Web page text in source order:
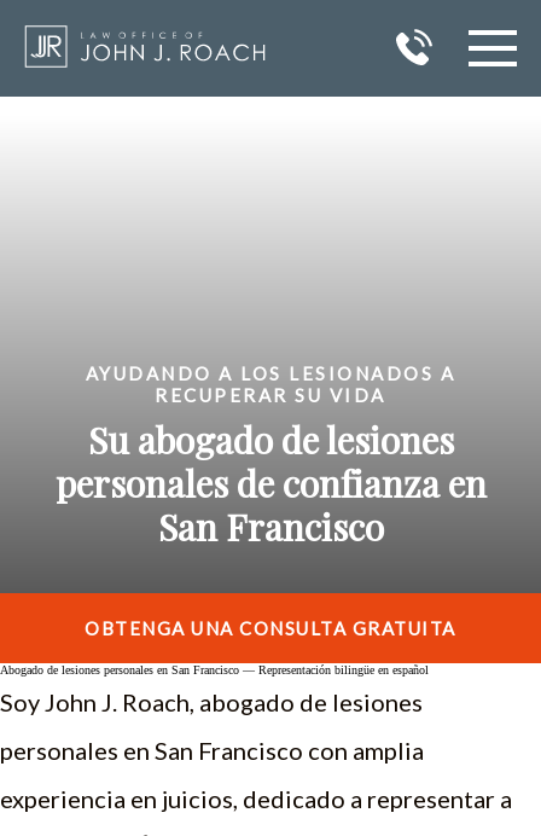
ACERCA DE JOHN J. ROACH
CONTACTO
AYUDANDO A LOS LESIONADOS A
RECUPERAR SU VIDA
Su abogado de lesiones
personales de confianza en
San Francisco
OBTENGA UNA CONSULTA GRATUITA
Abogado de lesiones personales en San Francisco — Representación bilingüe en español
Soy John J. Roach, abogado de lesiones
personales en San Francisco con amplia
experiencia en juicios, dedicado a representar a